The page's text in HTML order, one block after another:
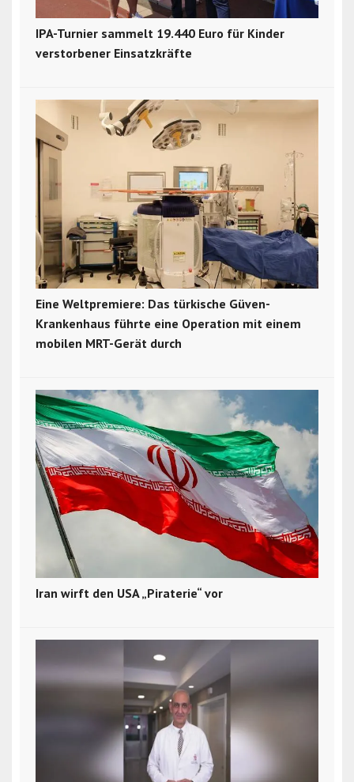
IPA-Turnier sammelt 19.440 Euro für Kinder
verstorbener Einsatzkräfte
Eine Weltpremiere: Das türkische Güven-
Krankenhaus führte eine Operation mit einem
mobilen MRT-Gerät durch
Iran wirft den USA „Piraterie“ vor